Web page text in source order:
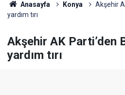
Anasayfa Konya
Akşehir
yardım tırı
Akşehir AK Parti’den
yardım tırı